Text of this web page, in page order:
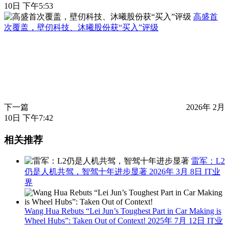
10日 下午5:53
高盛首
次覆盖，壁仞科技、沐曦股份获“买入”评级
下一篇
2026年 2月
10日 下午7:42
相关推荐
雷军：L2
仍是人机共驾，智驾十年进步显著 2026年 3月 8日 IT业
界
Wang Hua Rebuts “Lei Jun’s Toughest Part in Car Making is
Wheel Hubs”: Taken Out of Context! 2025年 7月 12日 IT业